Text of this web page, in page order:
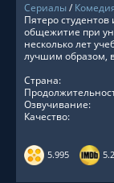
Сериалы/
5.995 5.2
Пятеро
общежитие при
несколько лет
лучшим образом,
Страна:
Озвучивание:
Качество: